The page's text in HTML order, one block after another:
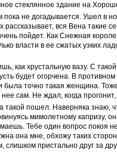
стеклянное здание на
пока не догадывается. Ушел в
вся Вена такие
пойдет. Как Снежная
власти в ее сжатых узких
как хрустальную вазу. С
будет огорчена. В
была точно такая женщина.
сам. Не ждал, когда прогонит,
такой пошел. Наверняка знаю,
мимолетному капризу,
Тебе один вопрос покоя
она мне, обхожу таких
слишком пристально друг за